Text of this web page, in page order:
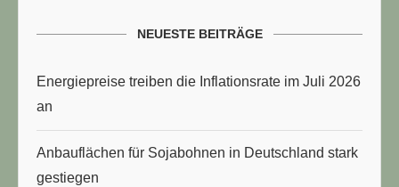
NEUESTE BEITRÄGE
Energiepreise treiben die Inflationsrate im Juli 2026
an
Anbauflächen für Sojabohnen in Deutschland stark
gestiegen